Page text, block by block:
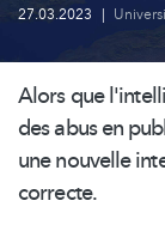
27.03.2023 |
Alors que
des abus en
une nouvelle
correcte.